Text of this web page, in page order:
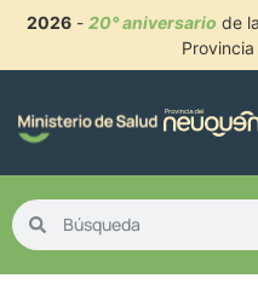
2026- 20° aniversario de